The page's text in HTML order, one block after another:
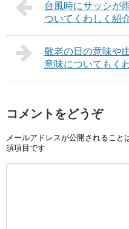
台風時にサッシが
ついてくわしく紹
敬老の日の意味や
意味についてもく
コメントをどうぞ
メールアドレスが公開されること
須項目です